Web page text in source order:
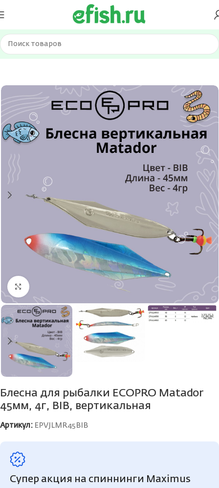
Главная Приманки Блесна
Нажмите, чтобы увеличить
Блесна для рыбалки ECOPRO Matador
45мм, 4г, BIB, вертикальная
Артикул: EPVJLMR45BIB
Супер акция на спиннинги Maximus